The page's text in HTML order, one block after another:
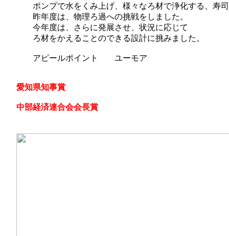
ポンプで水をくみ上げ、様々なろ材で浄化する、寿
昨年度は、物理ろ過への挑戦をしました。
今年度は、さらに発展させ、状況に応じて
ろ材をかえることのできる設計に挑みました。
アピールポイント ユーモア
愛知県知事賞
中部経済連合会会長賞